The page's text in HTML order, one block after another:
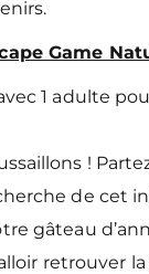
Game
1 adulte
!
de cet
gâteau
retrouver